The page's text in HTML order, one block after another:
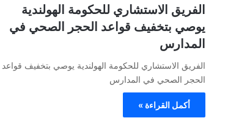
الفريق الاستشاري للحكومة الهولندية
يوصي بتخفيف قواعد الحجر الصحي في
المدارس
الفريق الاستشاري للحكومة الهولندية يوصي بتخفيف قواعد
الحجر الصحي في المدارس
أكمل القراءة »